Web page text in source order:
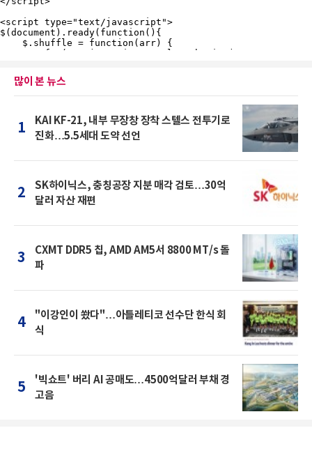
많이 본 뉴스
1
KAI KF-21, 내부 무장창 장착 스텔스 전투기로
진화…5.5세대 도약 선언
2
SK하이닉스, 충칭공장 지분 매각 검토…30억
달러 자산 재편
3
CXMT DDR5 칩, AMD AM5서 8800 MT/s 돌
파
4
"이강인이 쐈다"…아틀레티코 선수단 한식 회
식
5
'빅쇼트' 버리 AI 공매도…4500억달러 부채 경
고음